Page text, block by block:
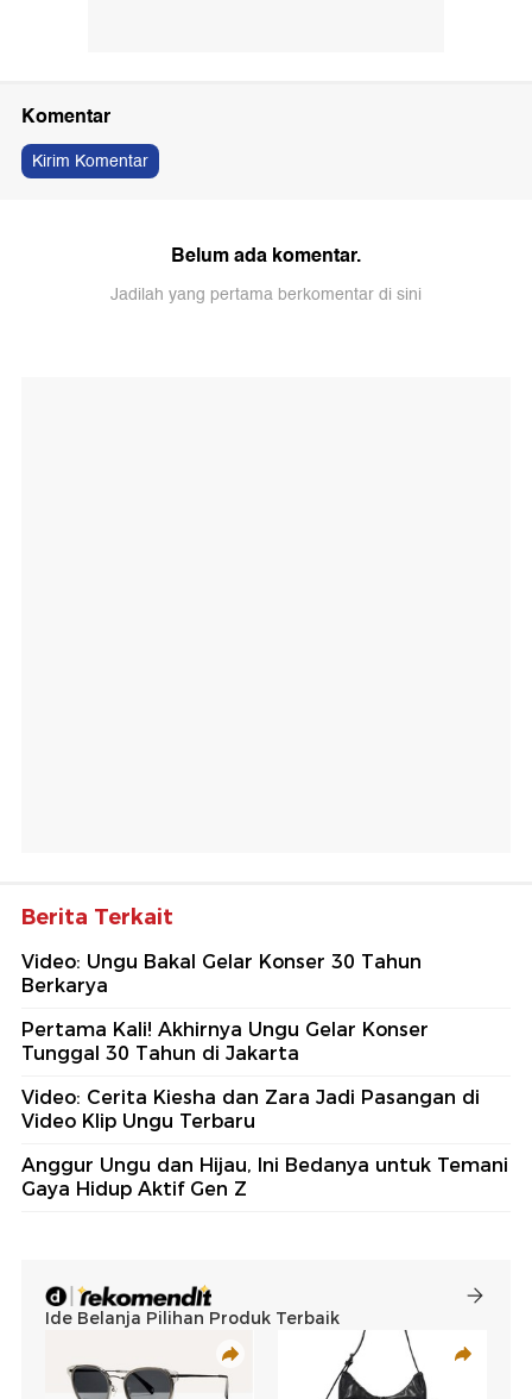
Komentar
Kirim Komentar
Belum ada komentar.
Jadilah yang pertama berkomentar di sini
Berita Terkait
Video: Ungu Bakal Gelar Konser 30 Tahun
Berkarya
Pertama Kali! Akhirnya Ungu Gelar Konser
Tunggal 30 Tahun di Jakarta
Video: Cerita Kiesha dan Zara Jadi Pasangan di
Video Klip Ungu Terbaru
Anggur Ungu dan Hijau, Ini Bedanya untuk Temani
Gaya Hidup Aktif Gen Z